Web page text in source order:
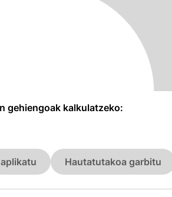
gehiengoak kalkulatzeko:
Hautatutakoa garbitu